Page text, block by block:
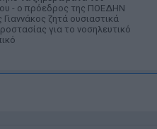
- ο πρόεδρος της ΠΟΕΔΗΝ
Γιαννάκος ζητά ουσιαστικά
για το νοσηλευτικό